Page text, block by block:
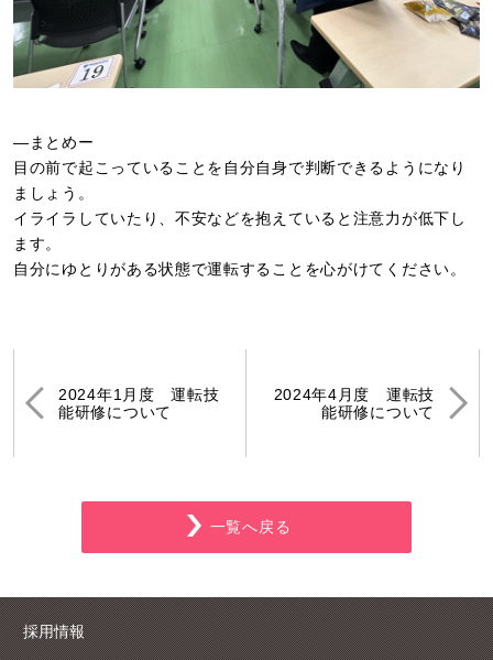
―まとめー
目の前で起こっていることを自分自身で判断できるようになり
ましょう。
イライラしていたり、不安などを抱えていると注意力が低下し
ます。
自分にゆとりがある状態で運転することを心がけてください。
2024年1月度 運転技
能研修について
2024年4月度 運転技
能研修について
一覧へ戻る
採用情報